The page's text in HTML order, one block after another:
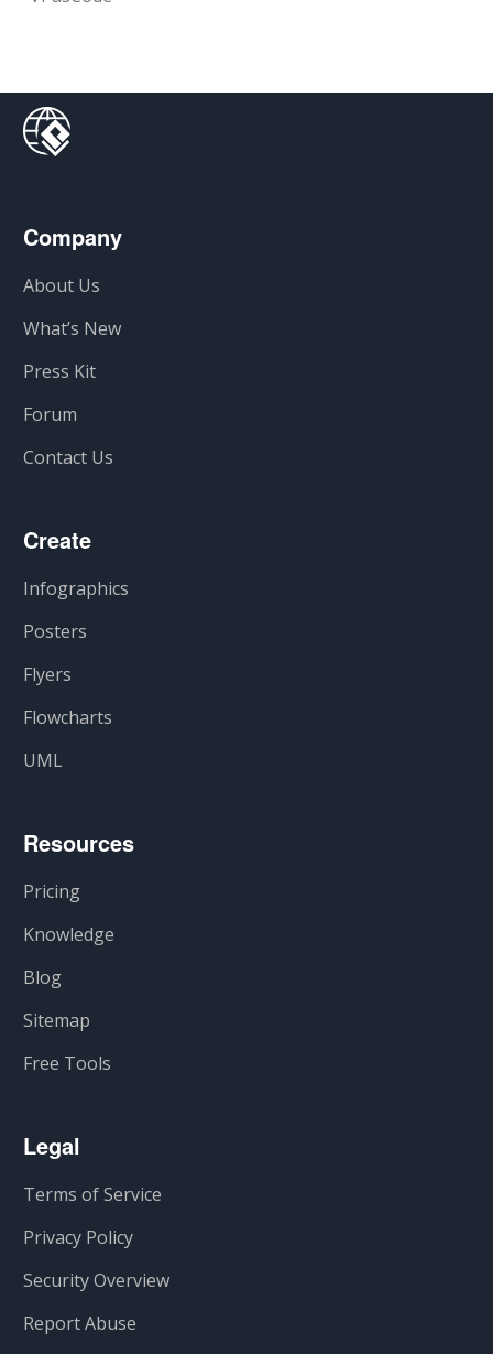
Company
About Us
What’s New
Press Kit
Forum
Contact Us
Create
Infographics
Posters
Flyers
Flowcharts
UML
Resources
Pricing
Knowledge
Blog
Sitemap
Free Tools
Legal
Terms of Service
Privacy Policy
Security Overview
Report Abuse